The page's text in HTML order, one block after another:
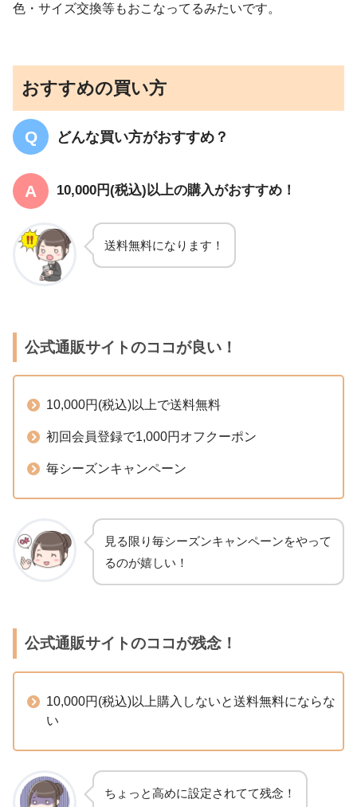
色・サイズ交換等もおこなってるみたいです。
おすすめの買い方
どんな買い方がおすすめ？
10,000円(税込)以上の購入がおすすめ！
送料無料になります！
公式通販サイトのココが良い！
10,000円(税込)以上で送料無料
初回会員登録で1,000円オフクーポン
毎シーズンキャンペーン
見る限り毎シーズンキャンペーンをやって
るのが嬉しい！
公式通販サイトのココが残念！
10,000円(税込)以上購入しないと送料無料にならな
い
ちょっと高めに設定されてて残念！